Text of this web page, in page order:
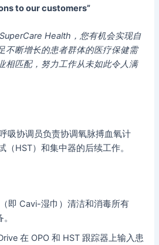
to our customers”
Health，您有机会实现自
不断增长的患者群体的医疗保健需
相匹配，努力工作从未如此令人满
吸协调员负责协调氧脉搏血氧计
（HST）和集中器的后续工作。
即 Cavi-湿巾）清洁和消毒所有
在 OPO 和 HST 跟踪器上输入患